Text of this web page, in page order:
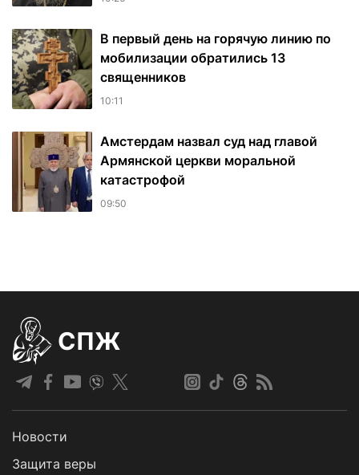
В первый день на горячую линию по
мобилизации обратились 13
священников
10:11
Амстердам назвал суд над главой
Армянской церкви моральной
катастрофой
09:50
СПЖ
Новости
Защита веры